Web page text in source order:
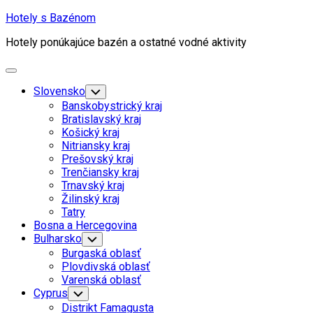
Skip
content
Hotely s Bazénom
Hotely ponúkajúce bazén a ostatné vodné aktivity
Expand
Slovensko Toggle
Child
Menu
Banskobystrický kraj
Bratislavský kraj
Košický kraj
Nitriansky kraj
Prešovský kraj
Trenčiansky kraj
Trnavský kraj
Žilinský kraj
Tatry
Bosna a Hercegovina
Bulharsko Toggle
Child
Menu
Burgaská oblasť
Plovdivská oblasť
Varenská oblasť
Cyprus Toggle
Child
Distrikt Famagusta